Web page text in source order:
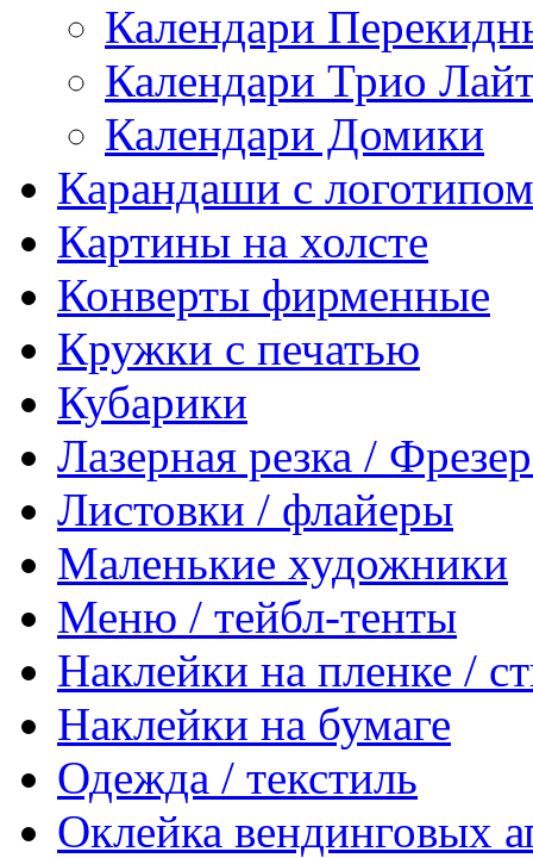
Календари
Календари Трио
Календари Домики
Карандаши с логотипом
Картины на холсте
Конверты фирменные
Кружки с печатью
Кубарики
Лазерная резка /
Листовки / флайеры
Маленькие художники
Меню / тейбл-тенты
Наклейки на пленке /
Наклейки на бумаге
Одежда / текстиль
Оклейка вендинговых